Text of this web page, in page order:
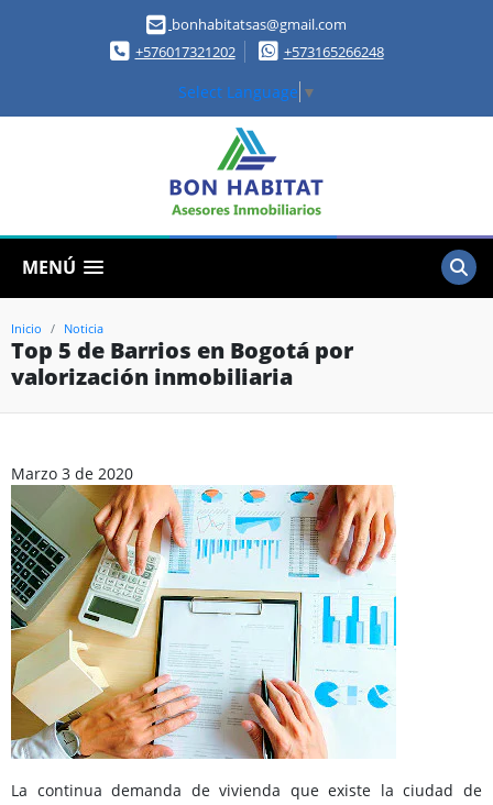
bonhabitatsas@gmail.com
+576017321202
+573165266248
Select Language ▼
MENÚ
Inicio Noticia
Top 5 de Barrios en Bogotá por
valorización inmobiliaria
Marzo 3 de 2020
La continua demanda de vivienda que existe la ciudad de